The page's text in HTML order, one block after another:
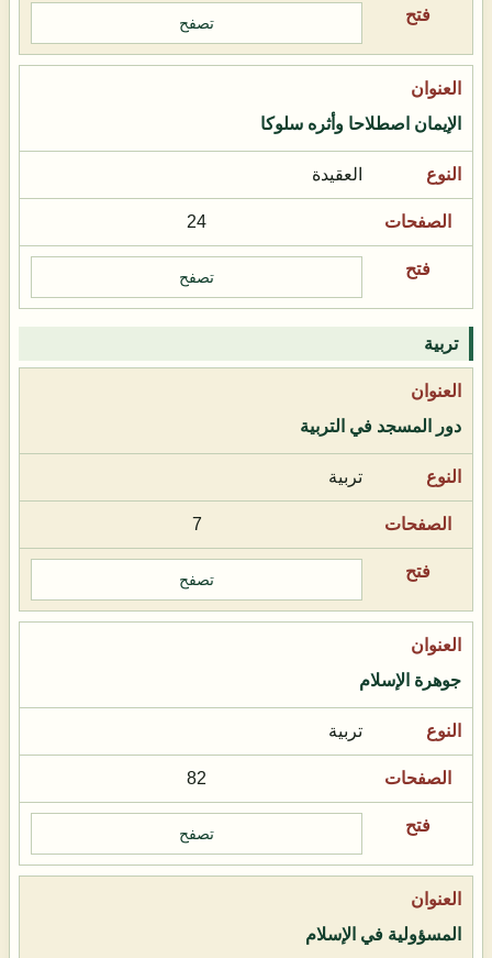
تصفح
الإيمان اصطلاحا وأثره سلوكا
العقيدة
24
تصفح
تربية
دور المسجد في التربية
تربية
7
تصفح
جوهرة الإسلام
تربية
82
تصفح
المسؤولية في الإسلام